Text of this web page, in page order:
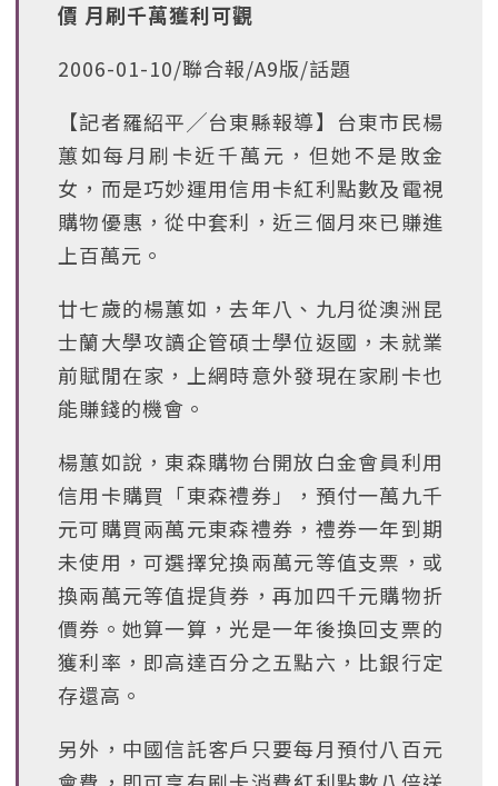
價 月刷千萬獲利可觀
2006-01-10/聯合報/A9版/話題
【記者羅紹平╱台東縣報導】台東市民楊
蕙如每月刷卡近千萬元，但她不是敗金
女，而是巧妙運用信用卡紅利點數及電視
購物優惠，從中套利，近三個月來已賺進
上百萬元。
廿七歲的楊蕙如，去年八、九月從澳洲昆
士蘭大學攻讀企管碩士學位返國，未就業
前賦閒在家，上網時意外發現在家刷卡也
能賺錢的機會。
楊蕙如說，東森購物台開放白金會員利用
信用卡購買「東森禮券」，預付一萬九千
元可購買兩萬元東森禮券，禮券一年到期
未使用，可選擇兌換兩萬元等值支票，或
換兩萬元等值提貨券，再加四千元購物折
價券。她算一算，光是一年後換回支票的
獲利率，即高達百分之五點六，比銀行定
存還高。
另外，中國信託客戶只要每月預付八百元